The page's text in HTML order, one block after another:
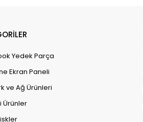
Yedek Parça
Ekran Paneli
ve Ağ Ürünleri
Ürünler